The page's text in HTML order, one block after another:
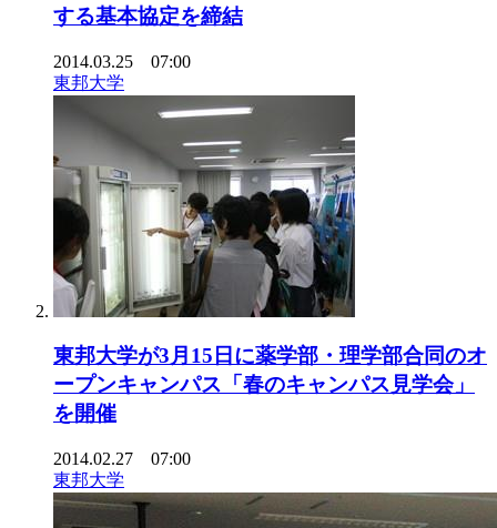
する基本協定を締結
2014.03.25 07:00
東邦大学
東邦大学が3月15日に薬学部・理学部合同のオ
ープンキャンパス「春のキャンパス見学会」
を開催
2014.02.27 07:00
東邦大学